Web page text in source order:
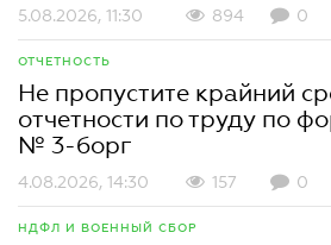
5.08.2026, 11:30 894 0
ОТЧЕТНОСТЬ
Не пропустите крайний
отчетности по труду по
№ 3-борг
4.08.2026, 14:30 157 0
НДФЛ И ВОЕННЫЙ СБОР